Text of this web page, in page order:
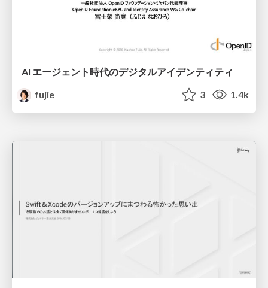
AI エージェント時代のデジタルアイデンティティ
fujie
3 1.4k